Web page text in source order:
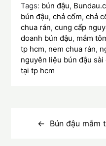
Tags: bún đậu,
bún đậu,chả cốm,chả
chua rán,cung cấp
doanh bún đậu, mắm
tp hcm, nem chua rán,
nguyên liệu bún đậu sài
tại tp hcm
hướng
Bún đậu mắm